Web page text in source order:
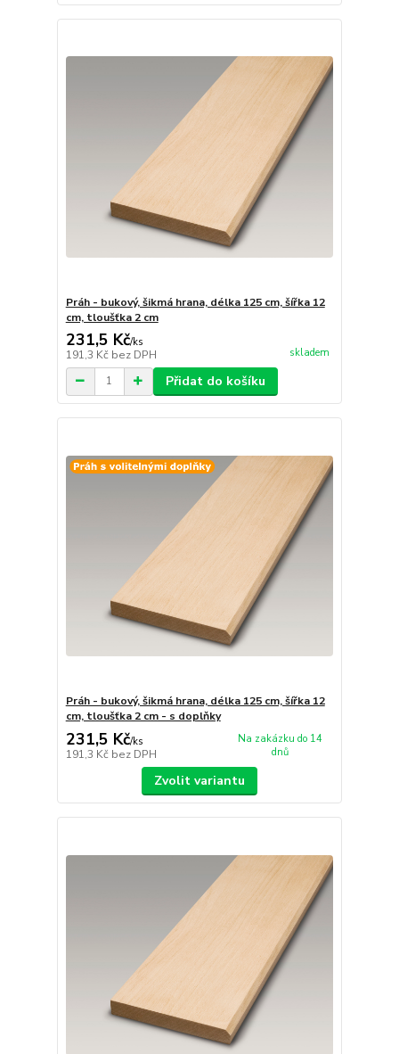
Práh - bukový, šikmá hrana, délka 125 cm, šířka 12
cm, tloušťka 2 cm
231,5 Kč/ks
191,3 Kč bez DPH skladem
Přidat do košíku
Práh - bukový, šikmá hrana, délka 125 cm, šířka 12
cm, tloušťka 2 cm - s doplňky
231,5 Kč/ks
191,3 Kč bez DPH
Na zakázku do 14
dnů
Zvolit variantu